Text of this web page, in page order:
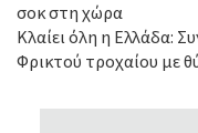
σοκ στη χώρα
Κλαίει όλη η Ελλάδα:
Φρικτού τροχαίου με